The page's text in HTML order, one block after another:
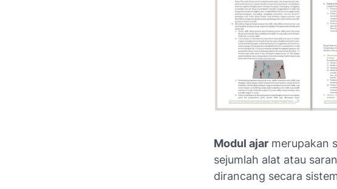
Modul ajar merupakan
sejumlah alat atau
dirancang secara